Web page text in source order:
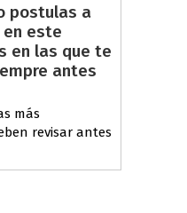
postulas a
este
en las que te
antes
más
revisar antes